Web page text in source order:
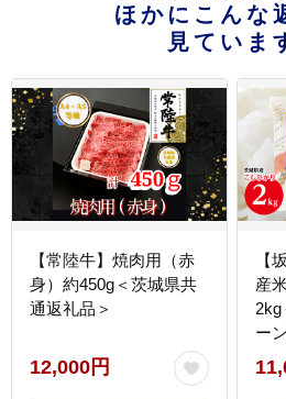
ほかにこんな
見ていま
【常陸牛】焼肉用（赤
身）約450g＜茨城県共
通返礼品＞
12,000円
【
産
2kg
ー